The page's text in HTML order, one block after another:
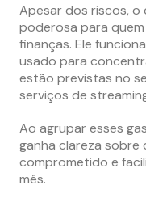
Apesar dos riscos,
poderosa para
finanças. Ele
usado para
estão previstas no
serviços de
Ao agrupar esses
ganha clareza sobre
comprometido e
mês.